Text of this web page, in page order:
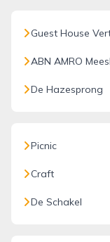
Guest House
ABN AMRO
De Hazesprong
Picnic
Craft
De Schakel